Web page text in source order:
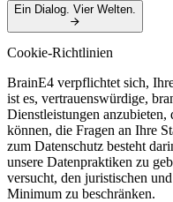
Ein Dialog. Vier Welten.
Cookie-Richtlinien
BrainE4 verpflichtet sich,
ist es, vertrauenswürdige,
Dienstleistungen anzubieten,
können, die Fragen an Ihre
zum Datenschutz besteht
unsere Datenpraktiken zu
versucht, den juristischen
Minimum zu beschränken.